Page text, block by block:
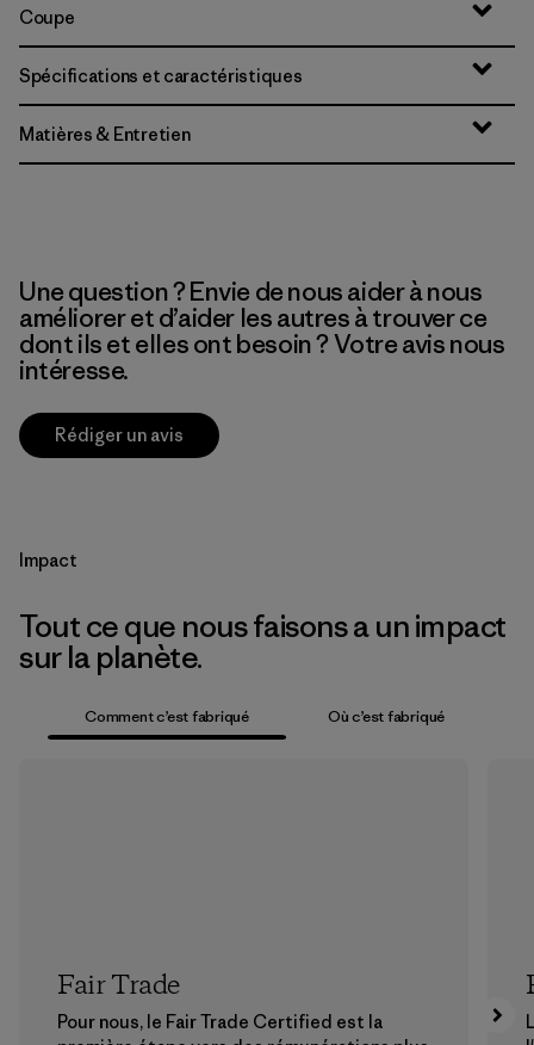
Coupe
Spécifications et caractéristiques
Matières & Entretien
Une question ? Envie de nous aider à nous
améliorer et d’aider les autres à trouver ce
dont ils et elles ont besoin ? Votre avis nous
intéresse.
Rédiger un avis
Impact
Tout ce que nous faisons a un impact
sur la planète.
Comment c’est fabriqué Où c’est fabriqué
Fair Trade
Pour nous, le Fair Trade Certified est la